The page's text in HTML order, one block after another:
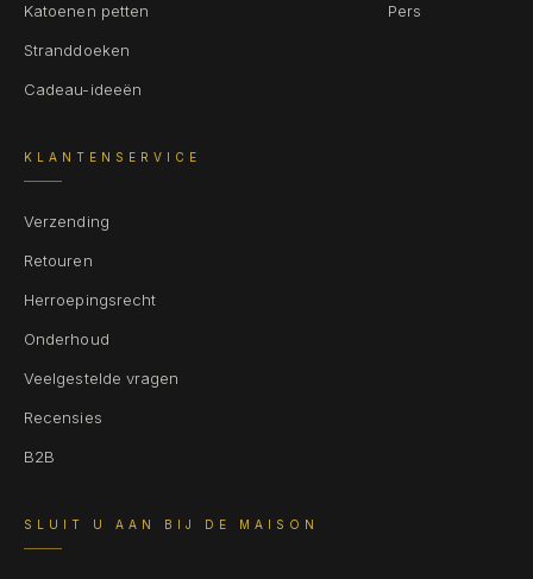
Katoenen petten
Stranddoeken
Cadeau-ideeën
Pers
KLANTENSERVICE
Verzending
Retouren
Herroepingsrecht
Onderhoud
Veelgestelde vragen
Recensies
B2B
SLUIT U AAN BIJ DE MAISON